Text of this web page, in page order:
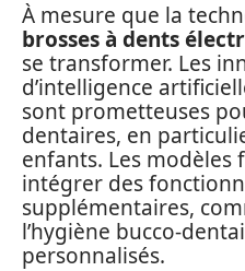
À mesure que la
brosses à dents
se transformer. Les
d’intelligence
sont prometteuses
dentaires, en
enfants. Les
intégrer des
supplémentaires,
l’hygiène bucco-
personnalisés.